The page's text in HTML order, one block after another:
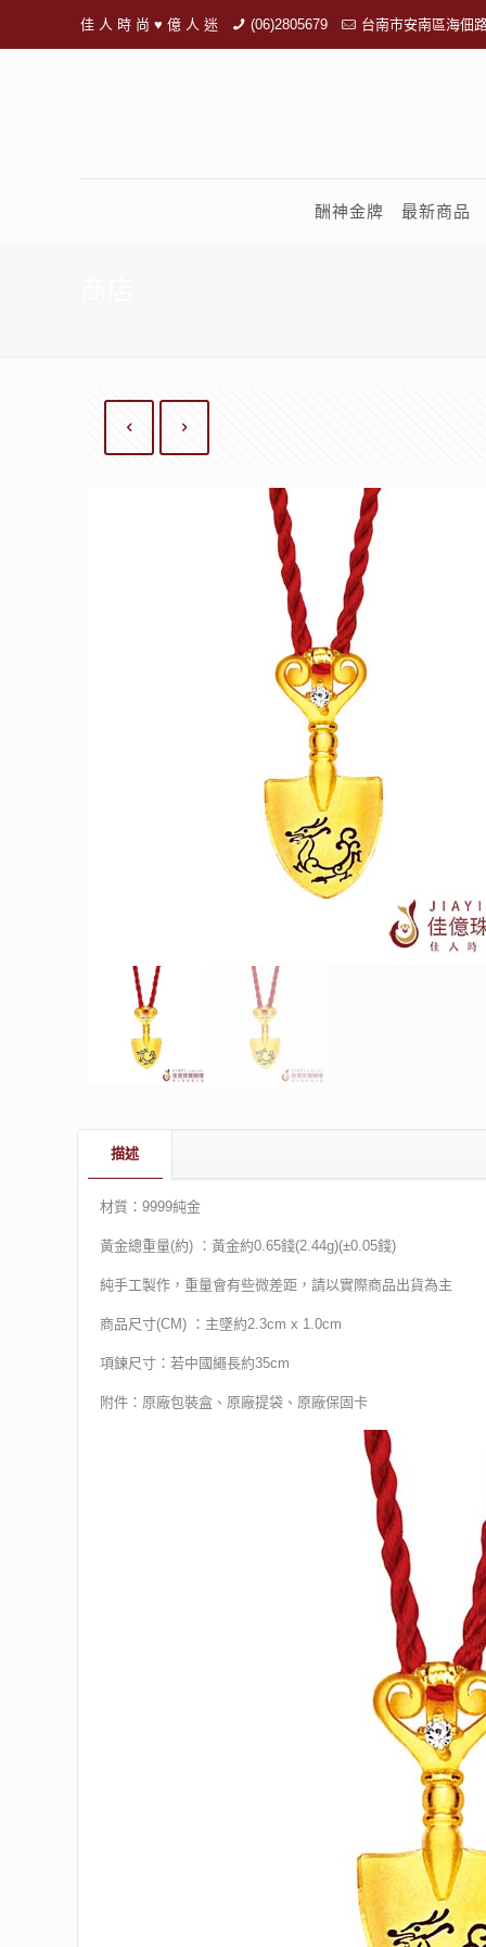
佳 人 時 尚 ♥ 億 人 迷 (06)2805679 台南市安南區海佃
酬神金牌 最新商品
描述
材質：9999純金
黃金總重量(約) ：黃金約0.65錢(2.44g)(±0.05錢)
純手工製作，重量會有些微差距，請以實際商品出貨為主
商品尺寸(CM) ：主墜約2.3cm x 1.0cm
項鍊尺寸：若中國繩長約35cm
附件：原廠包裝盒、原廠提袋、原廠保固卡